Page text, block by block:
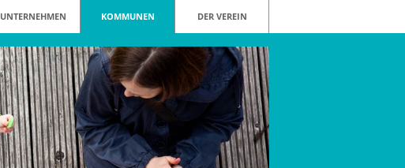
UNTERNEHMEN KOMMUNEN DER VEREIN